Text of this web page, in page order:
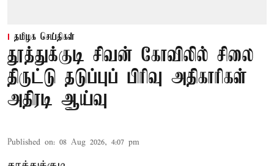
தமிழக செய்திகள்
தூத்துக்குடி சிவன் கோவிலில் சிலை
திருட்டு தடுப்புப் பிரிவு அதிகாரிகள்
அதிரடி ஆய்வு
Published on: 08 Aug 2026, 4:07 pm